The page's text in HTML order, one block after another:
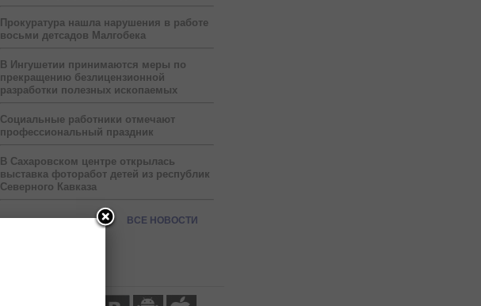
Прокуратура нашла нарушения в работе
восьми детсадов Малгобека
В Ингушетии принимаются меры по
прекращению безлицензионной
разработки полезных ископаемых
Социальные работники отмечают
профессиональный праздник
В Сахаровском центре открылась
выставка фоторабот детей из республик
Северного Кавказа
ВСЕ НОВОСТИ